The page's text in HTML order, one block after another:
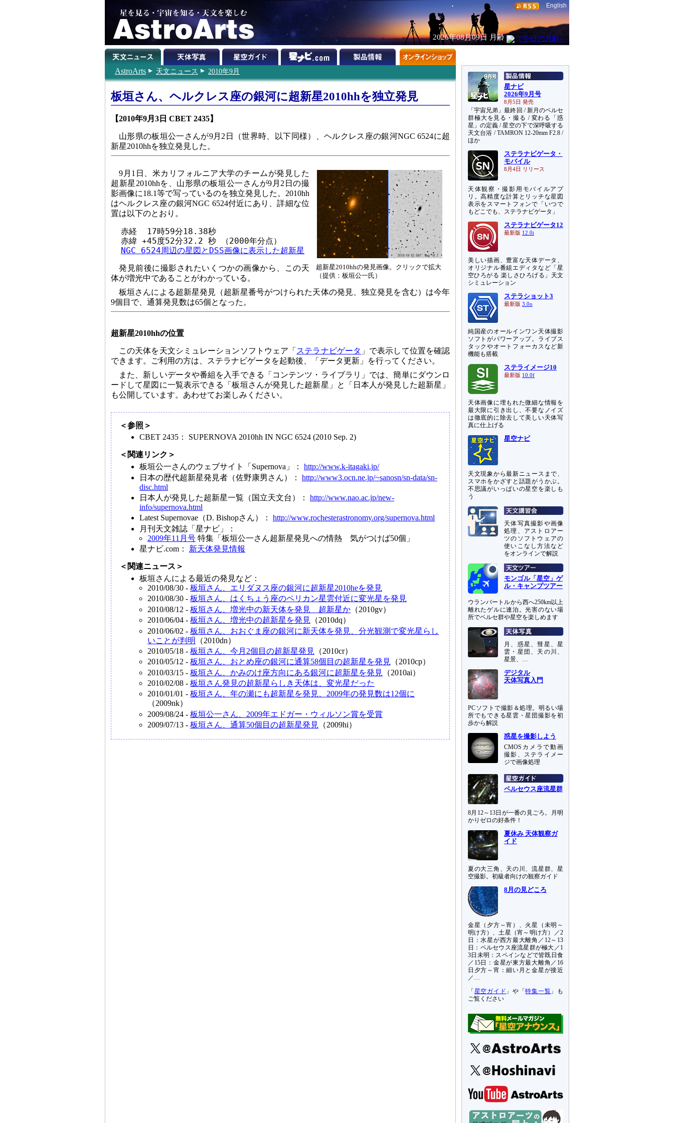
English
2026年08月09日 月齢
AstroArts 天文ニュース 2010年9月
板垣さん、ヘルクレス座の銀河に超新星2010hhを独立発見
【2010年9月3日 CBET 2435】
山形県の板垣公一さんが9月2日（世界時、以下同様）、ヘルクレス座の銀河NGC 6524に超
新星2010hhを独立発見した。
超新星2010hhの発見画像。クリックで拡大
（提供：板垣公一氏）
9月1日、米カリフォルニア大学のチームが発見した
超新星2010hhを、山形県の板垣公一さんが9月2日の撮
影画像に18.1等で写っているのを独立発見した。2010hh
はヘルクレス座の銀河NGC 6524付近にあり、詳細な位
置は以下のとおり。
  赤経  17時59分18.38秒
  赤緯 +45度52分32.2 秒 （2000年分点）
NGC 6524周辺の星図とDSS画像に表示した超新星
発見前後に撮影されたいくつかの画像から、この天
体が増光中であることがわかっている。
板垣さんによる超新星発見（超新星番号がつけられた天体の発見、独立発見を含む）は今年
9個目で、通算発見数は65個となった。
超新星2010hhの位置
この天体を天文シミュレーションソフトウェア「 ステラナビゲータ 」で表示して位置を確認
できます。ご利用の方は、ステラナビゲータを起動後、「データ更新」を行ってください。
また、新しいデータや番組を入手できる「コンテンツ・ライブラリ」では、簡単にダウンロ
ードして星図に一覧表示できる「板垣さんが発見した超新星」と「日本人が発見した超新星」
も公開しています。あわせてお楽しみください。
＜参照＞
CBET 2435： SUPERNOVA 2010hh IN NGC 6524 (2010 Sep. 2)
＜関連リンク＞
板垣公一さんのウェブサイト「Supernova」： http://www.k-itagaki.jp/
日本の歴代超新星発見者（佐野康男さん）： http://www3.ocn.ne.jp/~sanosn/sn-data/sn-
disc.html
日本人が発見した超新星一覧（国立天文台）： http://www.nao.ac.jp/new-
info/supernova.html
Latest Supernovae（D. Bishopさん）： http://www.rochesterastronomy.org/supernova.html
月刊天文雑誌「星ナビ」：
2009年11月号 特集「板垣公一さん超新星発見への情熱 気がつけば50個」
星ナビ.com： 新天体発見情報
＜関連ニュース＞
板垣さんによる最近の発見など：
2010/08/30 - 板垣さん、エリダヌス座の銀河に超新星2010heを発見
2010/08/30 - 板垣さん、はくちょう座のペリカン星雲付近に変光星を発見
2010/08/12 - 板垣さん、増光中の新天体を発見 超新星か （2010gv）
2010/06/04 - 板垣さん、増光中の超新星を発見 （2010dq）
2010/06/02 - 板垣さん、おおぐま座の銀河に新天体を発見、分光観測で変光星らし
いことが判明
（2010dn）
2010/05/18 - 板垣さん、今月2個目の超新星発見 （2010cr）
2010/05/12 - 板垣さん、おとめ座の銀河に通算58個目の超新星を発見 （2010cp）
2010/03/15 - 板垣さん、かみのけ座方向にある銀河に超新星を発見 （2010ai）
2010/02/08 - 板垣さん発見の超新星らしき天体は、変光星だった
2010/01/01 - 板垣さん、年の瀬にも超新星を発見、2009年の発見数は12個に
（2009nk）
2009/08/24 - 板垣公一さん、2009年エドガー・ウィルソン賞を受賞
2009/07/13 - 板垣さん、通算50個目の超新星発見 （2009hi）
星ナビ
2026年9月号
8月5日 発売
「宇宙兄弟」最終回 / 新月のペルセ
群極大を見る・撮る / 変わる「惑
星」の定義 / 星空の下で深呼吸する
天文台浴 / TAMRON 12-20mm F2.8 /
ほか
ステラナビゲータ・
モバイル
8月4日 リリース
天体観察・撮影用モバイルアプ
リ。高精度な計算とリッチな星図
表示をスマートフォンで「いつで
もどこでも、ステラナビゲータ」
ステラナビゲータ12
最新版 12.0i
美しい描画、豊富な天体データ、
オリジナル番組エディタなど「星
空ひろがる 楽しさひろげる」天文
シミュレーション
ステラショット3
最新版 3.0o
純国産のオールインワン天体撮影
ソフトがパワーアップ。ライブス
タックやオートフォーカスなど新
機能も搭載
ステライメージ10
最新版 10.0f
天体画像に埋もれた微細な情報を
最大限に引き出し、不要なノイズ
は徹底的に除去して美しい天体写
真に仕上げる
星空ナビ
天文現象から最新ニュースまで、
スマホをかざすと話題がうかぶ。
不思議がいっぱいの星空を楽しも
う
天体写真撮影や画像
処理、アストロアー
ツのソフトウェアの
使いこなし方法など
をオンラインで解説
モンゴル「星空」ゲ
ル・キャンプツアー
ウランバートルから西へ250km以上
離れたゲルに連泊。光害のない場
所でペルセ群や星空を楽しめます
月、惑星、彗星、星
雲・星団、天の川、
星景、…
デジタル
天体写真入門
PCソフトで撮影＆処理。明るい場
所でもできる星雲・星団撮影を初
歩から解説
惑星を撮影しよう
CMOSカメラで動画
撮影、ステライメー
ジで画像処理
ペルセウス座流星群
8月12～13日が一番の見ごろ。月明
かりゼロの好条件！
夏休み 天体観察ガ
イド
夏の大三角、天の川、流星群、星
空撮影。初級者向けの観察ガイド
8月の見どころ
金星（夕方～宵）、火星（未明～
明け方）、土星（宵～明け方）／2
日：水星が西方最大離角／12～13
日：ペルセウス座流星群が極大／1
3日未明：スペインなどで皆既日食
／15日：金星が東方最大離角／16
日夕方～宵：細い月と金星が接近
／…
「 星空ガイド 」や「特集一覧 」も
ご覧ください